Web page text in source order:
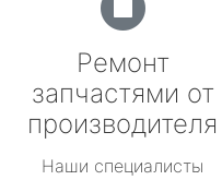
Ремонт
запчастями от
производителя
Наши специалисты